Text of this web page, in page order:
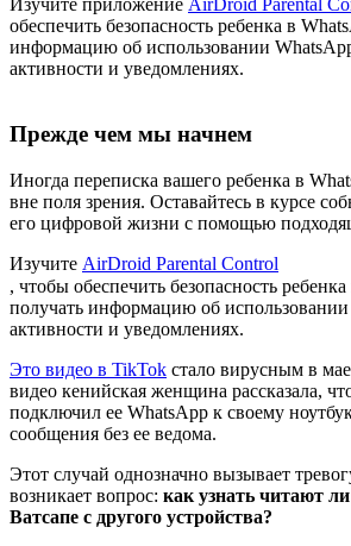
обеспечить безопасность ребенка в
информацию об использовании
активности и уведомлениях.
Прежде чем мы начнем
Иногда переписка вашего ребенка в
вне поля зрения. Оставайтесь в курсе
его цифровой жизни с помощью
Изучите AirDroid Parental Control
, чтобы обеспечить безопасность
получать информацию об
активности и уведомлениях.
Это видео в TikTok стало вирусным в
видео кенийская женщина рассказала,
подключил ее WhatsApp к своему
сообщения без ее ведома.
Этот случай однозначно вызывает
возникает вопрос: как узнать читают
Ватсапе с другого устройства?